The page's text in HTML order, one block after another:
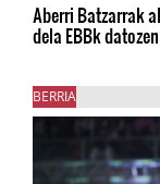
Aberri Batzarrak
dela EBBk
BERRIA